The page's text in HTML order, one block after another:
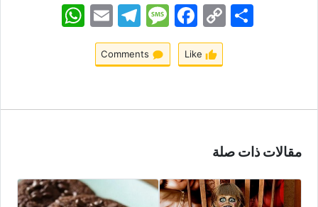
WhatsApp EmailTelegramMessageFacebook Copy
Link
اشتراک
Like
Comments
مقالات ذات صلة